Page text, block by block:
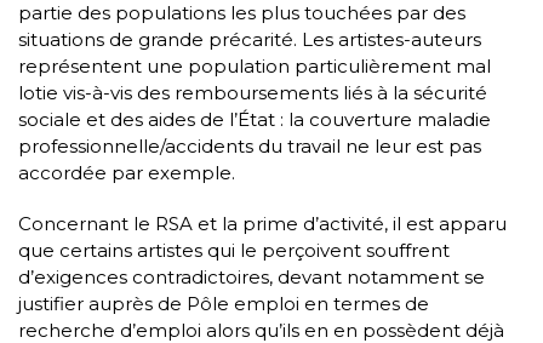
partie des populations les plus touchées par des
situations de grande précarité. Les artistes-auteurs
représentent une population particulièrement mal
lotie vis-à-vis des remboursements liés à la sécurité
sociale et des aides de l’État : la couverture maladie
professionnelle/accidents du travail ne leur est pas
accordée par exemple.
Concernant le RSA et la prime d’activité, il est apparu
que certains artistes qui le perçoivent souffrent
d’exigences contradictoires, devant notamment se
justifier auprès de Pôle emploi en termes de
recherche d’emploi alors qu’ils en en possèdent déjà